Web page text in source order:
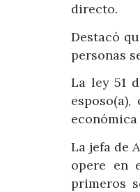
directo.
Destacó
personas
La ley 51
La jefa de
opere en
primeros